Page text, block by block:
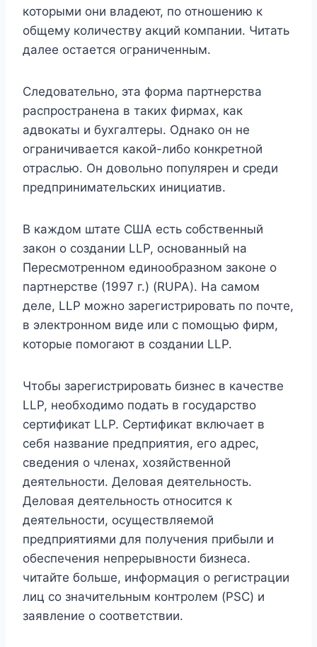
которыми они владеют, по отношению к
общему количеству акций компании. Читать
далее остается ограниченным.
Следовательно, эта форма партнерства
распространена в таких фирмах, как
адвокаты и бухгалтеры. Однако он не
ограничивается какой-либо конкретной
отраслью. Он довольно популярен и среди
предпринимательских инициатив.
В каждом штате США есть собственный
закон о создании LLP, основанный на
Пересмотренном единообразном законе о
партнерстве (1997 г.) (RUPA). На самом
деле, LLP можно зарегистрировать по почте,
в электронном виде или с помощью фирм,
которые помогают в создании LLP.
Чтобы зарегистрировать бизнес в качестве
LLP, необходимо подать в государство
сертификат LLP. Сертификат включает в
себя название предприятия, его адрес,
сведения о членах, хозяйственной
деятельности. Деловая деятельность.
Деловая деятельность относится к
деятельности, осуществляемой
предприятиями для получения прибыли и
обеспечения непрерывности бизнеса.
читайте больше, информация о регистрации
лиц со значительным контролем (PSC) и
заявление о соответствии.